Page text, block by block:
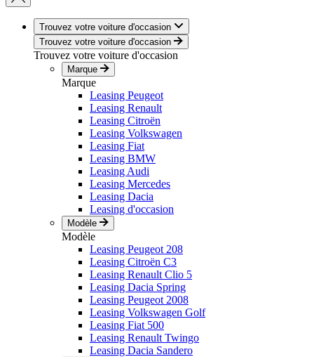
Trouvez votre voiture d'occasion
Trouvez votre voiture d'occasion
Trouvez votre voiture d'occasion
Marque
Marque
Leasing Peugeot
Leasing Renault
Leasing Citroën
Leasing Volkswagen
Leasing Fiat
Leasing BMW
Leasing Audi
Leasing Mercedes
Leasing Dacia
Leasing d'occasion
Modèle
Modèle
Leasing Peugeot 208
Leasing Citroën C3
Leasing Renault Clio 5
Leasing Dacia Spring
Leasing Peugeot 2008
Leasing Volkswagen Golf
Leasing Fiat 500
Leasing Renault Twingo
Leasing Dacia Sandero